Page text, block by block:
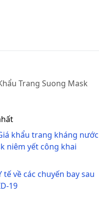
Trang Suong Mask
khẩu trang kháng nước
niêm yết công khai
về các chuyến bay sau
19